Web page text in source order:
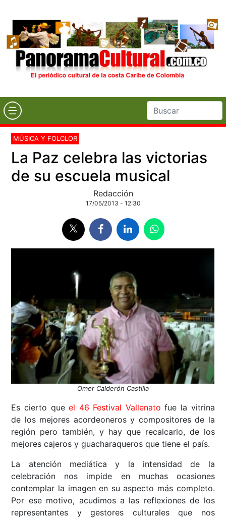
MÚSICA Y FOLCLOR
La Paz celebra las victorias
de su escuela musical
Redacción
17/05/2013 - 12:30
Omer Calderón Castilla
Es cierto queel 46 Festival Vallenato fue la vitrina
de los mejores acordeoneros y compositores de la
región pero también, y hay que recalcarlo, de los
mejores cajeros y guacharaqueros que tiene el país.
La atención mediática y la intensidad de la
celebración nos impide en muchas ocasiones
contemplar la imagen en su aspecto más completo.
Por ese motivo, acudimos a las reflexiones de los
representantes y gestores culturales que nos